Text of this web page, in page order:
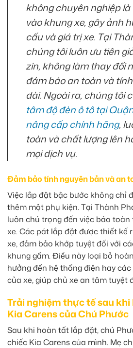
không chuyên nghiệp
vào khung xe, gây ảnh
cấu và giá trị xe. Tại
chúng tôi luôn ưu tiên
zin, không làm thay đổi
đảm bảo an toàn và
dài. Ngoài ra, chúng tôi
tâm độ đèn ô tô tại
nâng cấp chính hãng,
toàn và chất lượng lên
mọi dịch vụ.
Đảm bảo tính nguyên bản và an
Việc lắp đặt bậc bước không chỉ
thêm một phụ kiện. Tại Thành
luôn chú trọng đến việc bảo
xe. Các pát lắp đặt được thiết kế
xe, đảm bảo khớp tuyệt đối với
khung gầm. Điều này loại bỏ
hưởng đến hệ thống điện hay
của xe, giúp chủ xe an tâm tuyệt
Trải nghiệm thực tế sau
Kia Carens của Chú Phước
Sau khi hoàn tất lắp đặt, chú
chiếc Kia Carens của mình. Mẹ